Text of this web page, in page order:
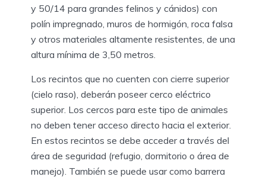
y 50/14 para grandes felinos y cánidos) con
polín impregnado, muros de hormigón, roca falsa
y otros materiales altamente resistentes, de una
altura mínima de 3,50 metros.
Los recintos que no cuenten con cierre superior
(cielo raso), deberán poseer cerco eléctrico
superior. Los cercos para este tipo de animales
no deben tener acceso directo hacia el exterior.
En estos recintos se debe acceder a través del
área de seguridad (refugio, dormitorio o área de
manejo). También se puede usar como barrera